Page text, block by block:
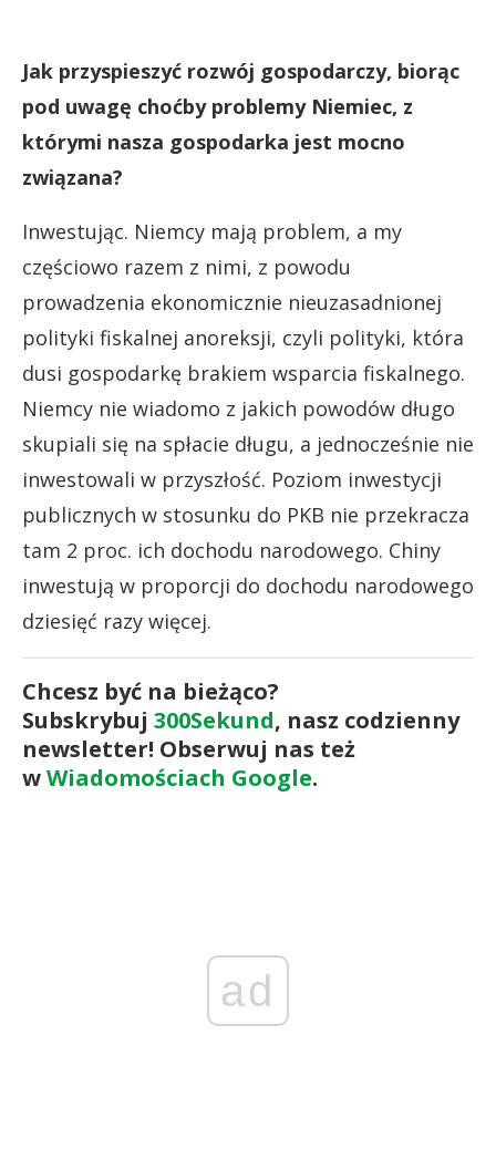
Jak przyspieszyć rozwój gospodarczy, biorąc
pod uwagę choćby problemy Niemiec, z
którymi nasza gospodarka jest mocno
związana?
Inwestując. Niemcy mają problem, a my
częściowo razem z nimi, z powodu
prowadzenia ekonomicznie nieuzasadnionej
polityki fiskalnej anoreksji, czyli polityki, która
dusi gospodarkę brakiem wsparcia fiskalnego.
Niemcy nie wiadomo z jakich powodów długo
skupiali się na spłacie długu, a jednocześnie nie
inwestowali w przyszłość. Poziom inwestycji
publicznych w stosunku do PKB nie przekracza
tam 2 proc. ich dochodu narodowego. Chiny
inwestują w proporcji do dochodu narodowego
dziesięć razy więcej.
Chcesz być na bieżąco?
Subskrybuj 300Sekund, nasz codzienny
newsletter! Obserwuj nas też
wWiadomościach Google.
ad